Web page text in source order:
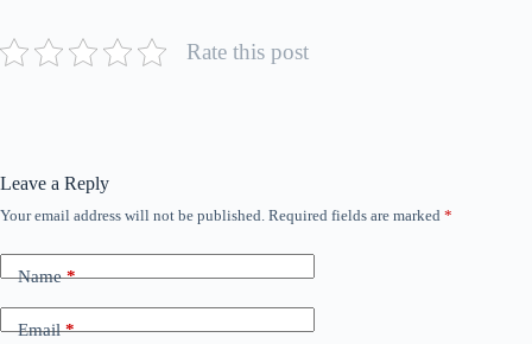
Rate this post
Leave a Reply
Your email address will not be published. Required fields are marked *
Name*
Email*